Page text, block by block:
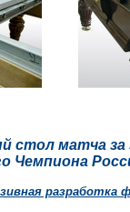
стол матча за
Чемпиона
разработка